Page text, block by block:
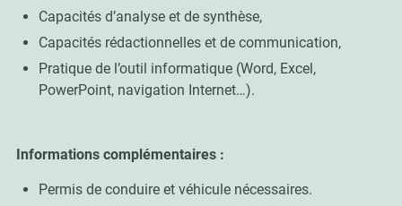
Capacités d’analyse et de synthèse,
Capacités rédactionnelles et de communication,
Pratique de l’outil informatique (Word, Excel,
PowerPoint, navigation Internet…).
Informations complémentaires :
Permis de conduire et véhicule nécessaires.